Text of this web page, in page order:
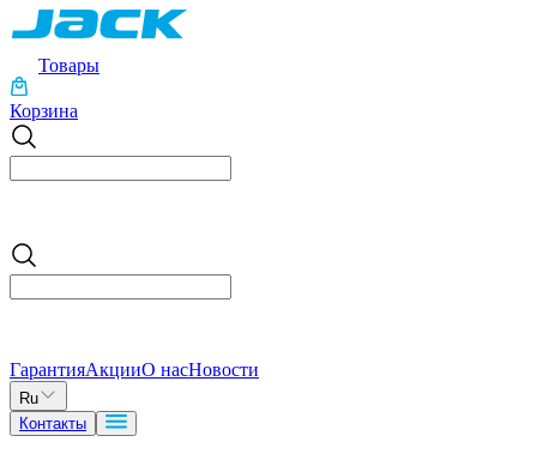
Товары
Корзина
ГарантияАкцииО насНовости
Ru
Контакты